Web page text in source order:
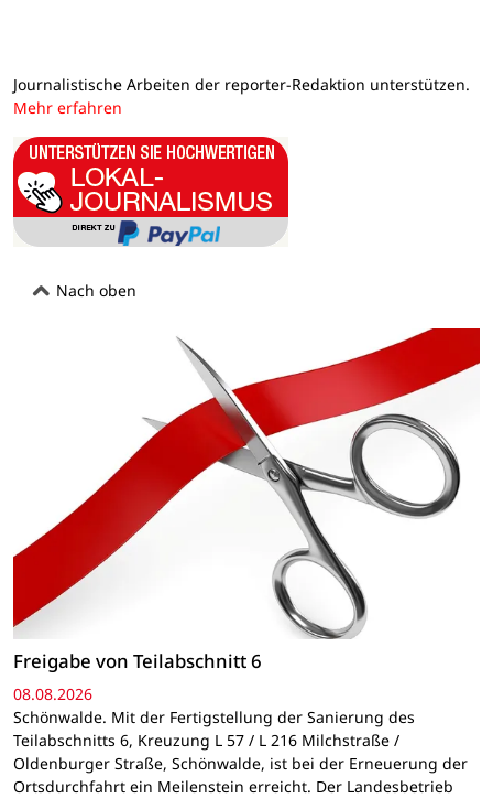
Journalistische Arbeiten der reporter-Redaktion unterstützen.
Mehr erfahren
Nach oben
Freigabe von Teilabschnitt 6
08.08.2026
Schönwalde. Mit der Fertigstellung der Sanierung des
Teilabschnitts 6, Kreuzung L 57 / L 216 Milchstraße /
Oldenburger Straße, Schönwalde, ist bei der Erneuerung der
Ortsdurchfahrt ein Meilenstein erreicht. Der Landesbetrieb